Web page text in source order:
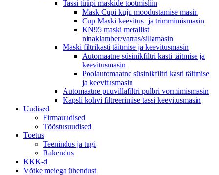
Tassi tüüpi maskide tootmisliin
Mask Cupi kuju moodustamise masin
Cup Maski keevitus- ja trimmimismasin
KN95 maski metallist
ninaklamber/varras/sillamasin
Maski filtrikasti täitmise ja keevitusmasin
Automaatne süsinikfiltri kasti täitmise ja
keevitusmasin
Poolautomaatne süsinikfiltri kasti täitmise
ja keevitusmasin
Automaatne puuvillafiltri pulbri vormimismasin
Kapsli kohvi filtreerimise tassi keevitusmasin
Uudised
Firmauudised
Tööstusuudised
Toetus
Teenindus ja tugi
Rakendus
KKK-d
Võtke meiega ühendust